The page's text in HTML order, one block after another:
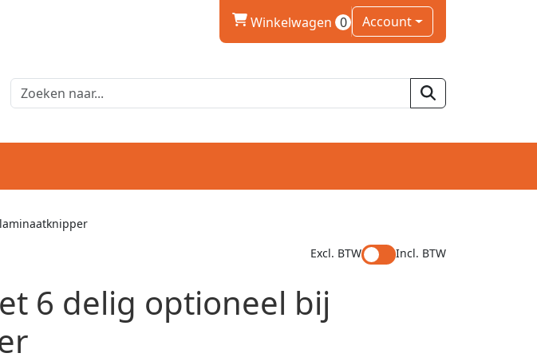
winkelwagen
Winkelwagen 0 Account
Excl. BTW
Incl. BTW
6 delig optioneel bij